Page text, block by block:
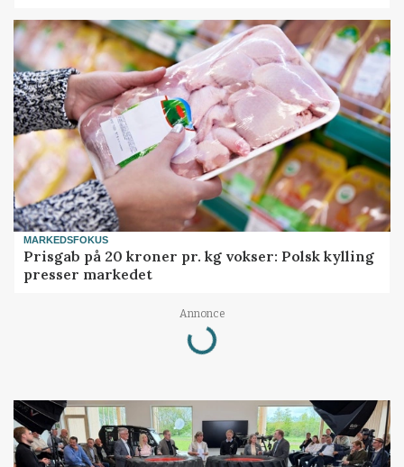
MARKEDSFOKUS
Prisgab på 20 kroner pr. kg vokser: Polsk kylling
presser markedet
Annonce
Loading...